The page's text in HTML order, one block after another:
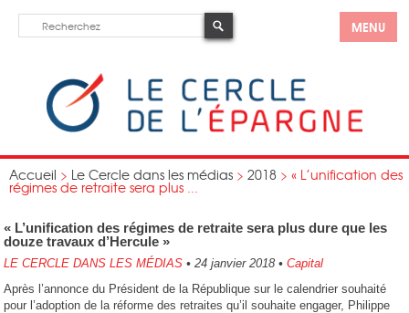
MENU
Accueil > Le Cercle dans les médias > 2018 > « L’unification des
régimes de retraite sera plus ...
« L’unification des régimes de retraite sera plus dure que les
douze travaux d’Hercule »
LE CERCLE DANS LES MÉDIAS • 24 janvier 2018• Capital
Après l’annonce du Président de la République sur le calendrier souhaité
pour l’adoption de la réforme des retraites qu’il souhaite engager, Philippe